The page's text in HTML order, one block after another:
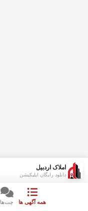
املاک اردبیل
دانلود رایگان اپلیکیشن
همه آگهی ها چت‌ها